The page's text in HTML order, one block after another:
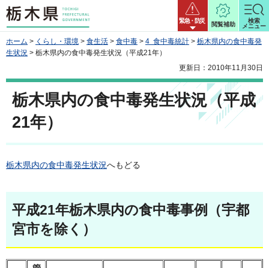
栃木県 緊急・防災
閲覧補助
検索
メニュー
ホーム > くらし・環境 > 食生活 > 食中毒 > 4 食中毒統計 > 栃木県内の食中毒発
生状況 > 栃木県内の食中毒発生状況（平成21年）
更新日：2010年11月30日
栃木県内の食中毒発生状況（平成
21年）
栃木県内の食中毒発生状況へもどる
平成21年栃木県内の食中毒事例（宇都
宮市を除く）